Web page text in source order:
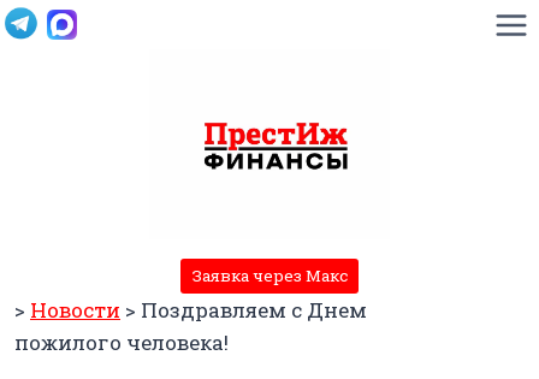
Перейти
Заявка через Макс
> Новости > Поздравляем с Днем
пожилого человека!